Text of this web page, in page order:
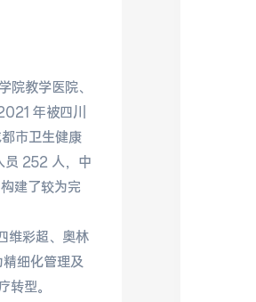
教学医院、
年被四川
市卫生健康
员 252 人，中
建了较为完
维彩超、奥林
细化管理及
型。